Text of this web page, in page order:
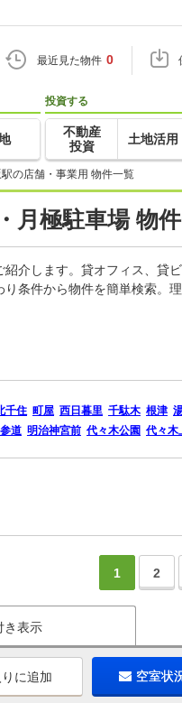
最近見た物件 0
投資する
不動産
投資
土地活用
駅の店舗・事業用 物件一覧
月極駐車場 物
介します。貸オフィス、貸
条件から物件を簡単検索。
千住 町屋 西日暮里 千駄木 根津
道 明治神宮前 代々木公園 代々木
1 2
き表示
に追加 空室状